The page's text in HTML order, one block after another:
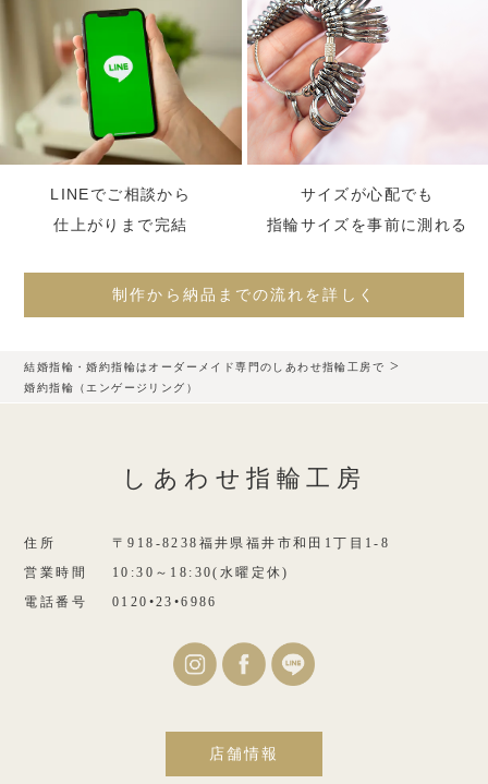
LINEでご相談から
仕上がりまで完結
サイズが心配でも
指輪サイズを事前に測れる
制作から納品までの流れを詳しく
結婚指輪・婚約指輪はオーダーメイド専門のしあわせ指輪工房で >
婚約指輪（エンゲージリング）
しあわせ指輪工房
住所
〒918-8238福井県福井市和田1丁目1-8
営業時間
10:30～18:30(水曜定休)
電話番号
0120•23•6986
店舗情報